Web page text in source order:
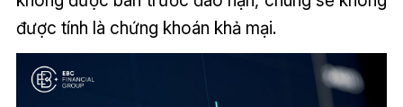
được tính là chứng khoán khả mại.